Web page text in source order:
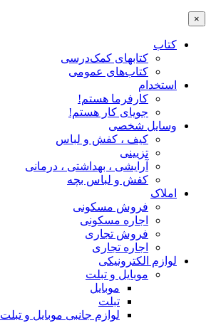
×
کتاب
کتابهای کمک‌درسی
کتاب‌های عمومی
استخدام
کارفرما هستم!
جویای کار هستم!
وسایل شخصی
کیف ، کفش و لباس
تزیینی
آرایشی ، بهداشتی ، درمانی
کفش و لباس بچه
املاک
فروش مسکونی
اجاره مسکونی
فروش تجاری
اجاره تجاری
لوازم الکترونیکی
موبایل و تبلت
موبایل
تبلت
لوازم جانبی موبایل و تبلت